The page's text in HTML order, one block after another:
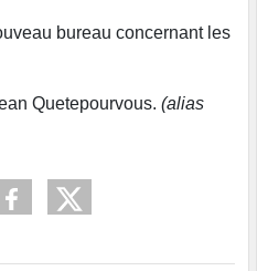
bureau concernant les
Quetepourvous. (alias